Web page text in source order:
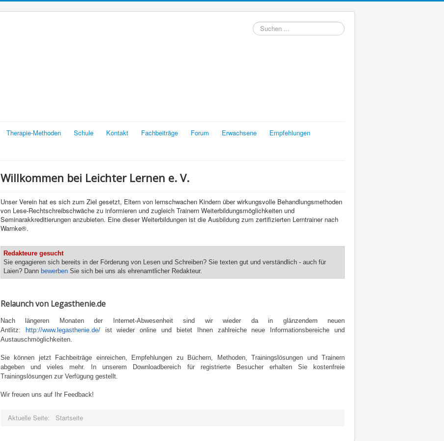
Suchen
...
Therapie-Methoden Schule Kontakt Fachbeiträge Forum Erwachsene
Empfehlungen
Willkommen bei Leichter Lernen e. V.
Unser Verein hat es sich zum Ziel gesetzt, Eltern von lernschwachen Kindern über wirkungsvolle Behandlungsmethoden
von Lese-Rechtschreibschwäche zu informieren und zugleich Trainern Weiterbildungsmöglichkeiten und
Seminarakkreditierungen anzubieten. Eine dieser Weiterbildungen ist die Ausbildung zum zertifizierten Lerntrainer nach
Warnke®.
Redakteure gesucht
Sie engagieren sich bereits in der Förderung von Lesen und Schreiben? Sie texten gut und verständlich - auch für
Laien? Dann bewerben Sie sich bei uns als ehrenamtlicher Redakteur.
Relaunch von Legasthenie.de
Nach längeren Monaten der Internet-Abwesenheit sind wir wieder da in glänzendem neuen
Antlitz:
http://www.legasthenie.de/ist wieder online und bietet Ihnen zahlreiche neue Informationsbereiche und
Austauschmöglichkeiten.
Sie können jetzt Fachbeiträge einreichen, Empfehlungen zu Büchern, Methoden, Trainingslösungen und Trainern
abgeben und vieles mehr. In unserem Downloadbereich für registrierte Besucher erhalten Sie kostenfreie
Trainingslösungen zur Verfügung gestellt.
Wir freuen uns auf Ihr Feedback!
Aktuelle Seite: Startseite